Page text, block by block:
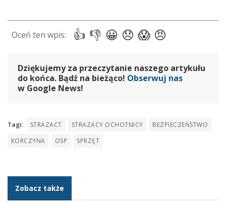
Dziękujemy za przeczytanie naszego artykułu
do końca. Bądź na bieżąco! Obserwuj nas
w Google News!
Tagi: STRAZACT STRAZACY OCHOTNICY
BEZPIECZEŃSTWO
KORCZYNA
OSP SPRZĘT
Zobacz także